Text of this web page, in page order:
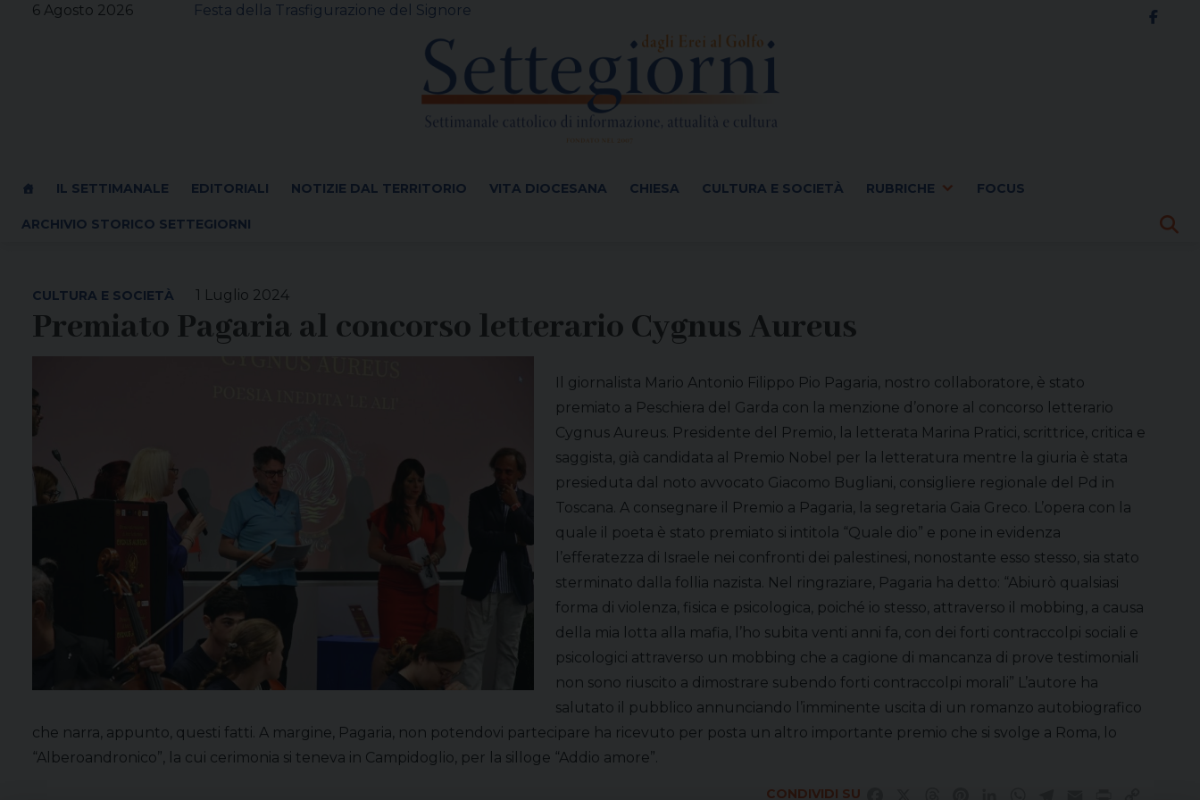
6 Agosto 2026 Festa della Trasfigurazione del Signore
IL SETTIMANALE EDITORIALI NOTIZIE DAL TERRITORIO VITA DIOCESANA CHIESA CULTURA E SOCIETÀ RUBRICHE FOCUS
ARCHIVIO STORICO SETTEGIORNI
1 Luglio 2024
CULTURA E SOCIETÀ
Premiato Pagaria al concorso letterario Cygnus Aureus
Il giornalista Mario Antonio Filippo Pio Pagaria, nostro collaboratore, è stato
premiato a Peschiera del Garda con la menzione d’onore al concorso letterario
Cygnus Aureus. Presidente del Premio, la letterata Marina Pratici, scrittrice, critica e
saggista, già candidata al Premio Nobel per la letteratura mentre la giuria è stata
presieduta dal noto avvocato Giacomo Bugliani, consigliere regionale del Pd in
Toscana. A consegnare il Premio a Pagaria, la segretaria Gaia Greco. L’opera con la
quale il poeta è stato premiato si intitola “Quale dio” e pone in evidenza
l’efferatezza di Israele nei confronti dei palestinesi, nonostante esso stesso, sia stato
sterminato dalla follia nazista. Nel ringraziare, Pagaria ha detto: “Abiurò qualsiasi
forma di violenza, fisica e psicologica, poiché io stesso, attraverso il mobbing, a causa
della mia lotta alla mafia, l’ho subita venti anni fa, con dei forti contraccolpi sociali e
psicologici attraverso un mobbing che a cagione di mancanza di prove testimoniali
non sono riuscito a dimostrare subendo forti contraccolpi morali” L’autore ha
salutato il pubblico annunciando l’imminente uscita di un romanzo autobiografico
che narra, appunto, questi fatti. A margine, Pagaria, non potendovi partecipare ha ricevuto per posta un altro importante premio che si svolge a Roma, lo
“Alberoandronico”, la cui cerimonia si teneva in Campidoglio, per la silloge “Addio amore”.
CONDIVIDI SU